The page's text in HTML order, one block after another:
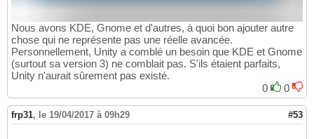
Nous avons KDE, Gnome et d'autres, à quoi bon ajouter autre
chose qui ne représente pas une réelle avancée.
Personnellement, Unity a comblé un besoin que KDE et Gnome
(surtout sa version 3) ne comblait pas. S'ils étaient parfaits,
Unity n'aurait sûrement pas existé.
0
0
frp31, le 19/04/2017 à 09h29 #53